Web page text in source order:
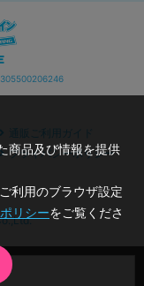
305500206246
通販ご利用ガイド
プライバシーポリシー
商品及び情報を提供
利用のブラウザ設定
リシーをご覧くださ